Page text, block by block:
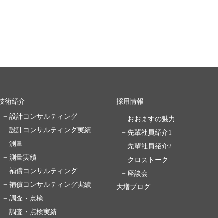
術紹介
− 設計コンサルティング
− 設計コンサルティング実績
− 測量
− 測量実績
− 補償コンサルティング
− 補償コンサルティング実績
− 調査・点検
− 調査・点検実績
採用情報
− おおますの魅力
− 先輩社員紹介1
− 先輩社員紹介2
− クロストーク
− 座談会
大増ブログ